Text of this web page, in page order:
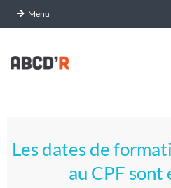
Menu
content
S
Menu
Les dates de
au CPF sont
Panneau de gestion des cookies